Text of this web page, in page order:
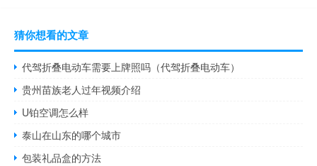
猜你想看的文章
代驾折叠电动车需要上牌照吗（代驾折叠电动车）
贵州苗族老人过年视频介绍
U铂空调怎么样
泰山在山东的哪个城市
包装礼品盒的方法